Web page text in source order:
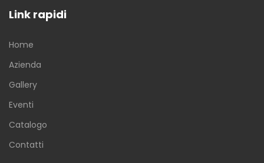
Link rapidi
Home
Azienda
Gallery
Eventi
Catalogo
Contatti